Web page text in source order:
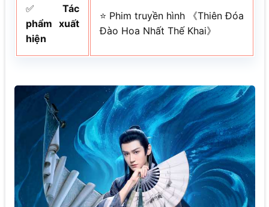
✅ Tác
phẩm xuất
hiện
⭐ Phim truyền hình 《Thiên Đóa
Đào Hoa Nhất Thế Khai》